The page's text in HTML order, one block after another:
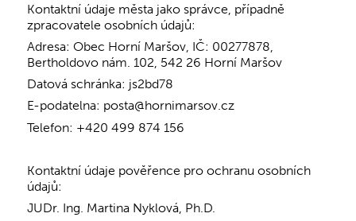
Kontaktní údaje města jako správce, případně
zpracovatele osobních údajů:
Adresa: Obec Horní Maršov, IČ: 00277878,
Bertholdovo nám. 102, 542 26 Horní Maršov
Datová schránka: js2bd78
E-podatelna: posta@hornimarsov.cz
Telefon: +420 499 874 156
Kontaktní údaje pověřence pro ochranu osobních
údajů:
JUDr. Ing. Martina Nyklová, Ph.D.